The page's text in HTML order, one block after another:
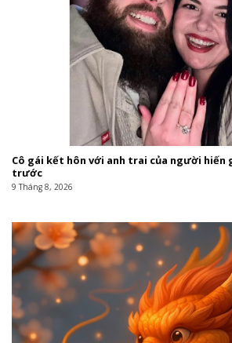
Cô gái kết hôn với anh trai của người hiến
trước
9 Tháng 8, 2026